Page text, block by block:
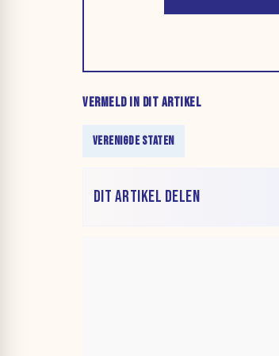
VERMELD IN DIT ARTIKEL
VERENIGDE STATEN
DIT ARTIKEL DELEN